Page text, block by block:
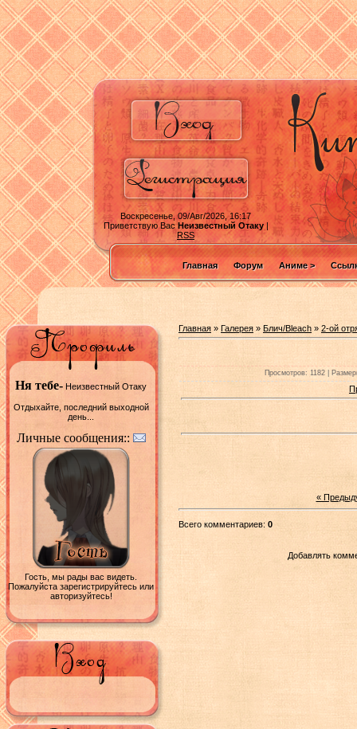
Воскресенье, 09/Авг/2026, 16:17
Приветствую ВасНеизвестный Отаку|
RSS
Главная Форум Аниме >
Ня тебе- Неизвестный Отаку
Отдыхайте, последний выходной
день...
Личные сообщения::
Гость, мы рады вас видеть.
Пожалуйста зарегистрируйтесь или
авторизуйтесь!
Главная » Галерея » Блич/Bleach » 2-ой
Просмотров: 1182 |
«
Всего комментариев: 0
Добавлять